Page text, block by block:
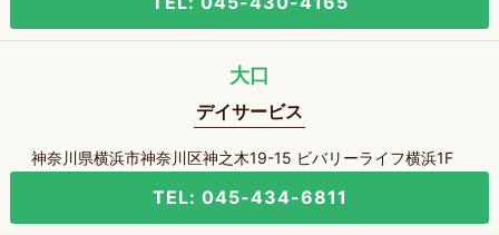
大口
デイサービス
神奈川県横浜市神奈川区神之木19-15 ビバリーライフ横浜1F
TEL: 045-434-6811